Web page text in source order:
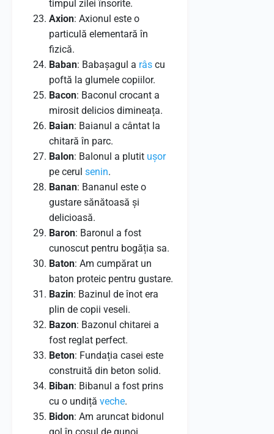
timpul zilei însorite.
Axion: Axionul este o
particulă elementară în
fizică.
Baban: Babașagul a râs cu
poftă la glumele copiilor.
Bacon: Baconul crocant a
mirosit delicios dimineața.
Baian: Baianul a cântat la
chitară în parc.
Balon: Balonul a plutit ușor
pe cerul senin.
Banan: Bananul este o
gustare sănătoasă și
delicioasă.
Baron: Baronul a fost
cunoscut pentru bogăția sa.
Baton: Am cumpărat un
baton proteic pentru gustare.
Bazin: Bazinul de înot era
plin de copii veseli.
Bazon: Bazonul chitarei a
fost reglat perfect.
Beton: Fundația casei este
construită din beton solid.
Biban: Bibanul a fost prins
cu o undiță veche.
Bidon: Am aruncat bidonul